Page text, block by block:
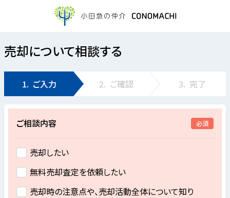
売却について相談する
1. ご入力 2. ご確認 3. 完了
ご相談内容 必須
売却したい
無料売却査定を依頼したい
売却時の注意点や、売却活動全体について知り